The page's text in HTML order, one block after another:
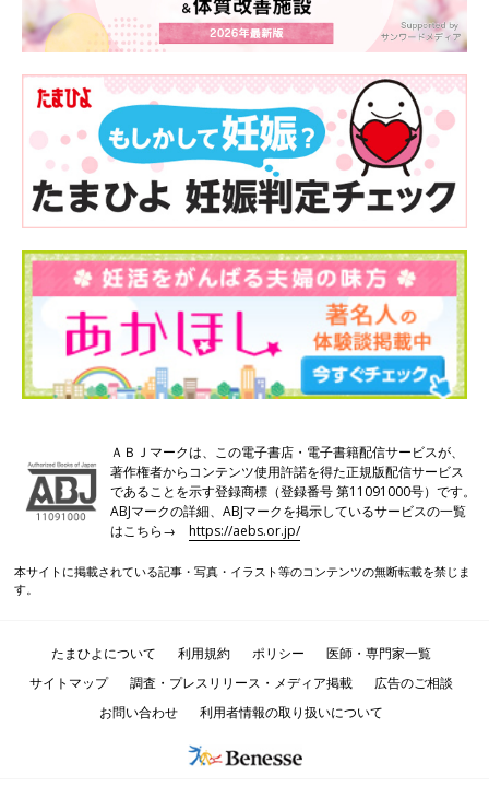
ＡＢＪマークは、この電子書店・電子書籍配信サービスが、
著作権者からコンテンツ使用許諾を得た正規版配信サービス
であることを示す登録商標（登録番号 第11091000号）です。
ABJマークの詳細、ABJマークを掲示しているサービスの一覧
はこちら→https://aebs.or.jp/
本サイトに掲載されている記事・写真・イラスト等のコンテンツの無断転載を禁じま
す。
たまひよについて 利用規約 ポリシー
医師・専門家一覧
サイトマップ
調査・プレスリリース・メディア掲載
広告のご相談
お問い合わせ
利用者情報の取り扱いについて